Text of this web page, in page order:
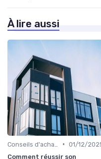
À lire aussi
• 01/12/
Comment réussir son